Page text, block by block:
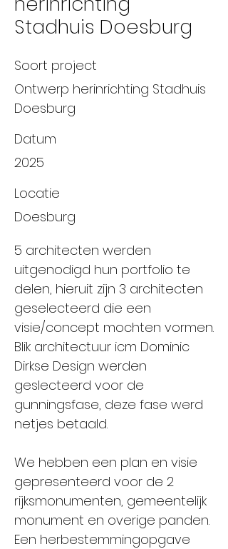
Stadhuis Doesburg
Soort project
Ontwerp herinrichting Stadhuis
Doesburg
Datum
2025
Locatie
Doesburg
5 architecten werden
uitgenodigd hun portfolio te
delen, hieruit zijn 3 architecten
geselecteerd die een
visie/concept mochten vormen.
Blik architectuur icm Dominic
Dirkse Design werden
geslecteerd voor de
gunningsfase, deze fase werd
netjes betaald.
We hebben een plan en visie
gepresenteerd voor de 2
rijksmonumenten, gemeentelijk
monument en overige panden.
Een herbestemmingopgave